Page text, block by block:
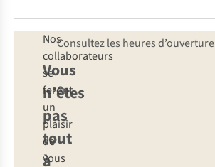
Vous
n’êtes
pas
tout
à
Nos
collaborateurs
se
feront
un
plaisir
de
vous
Consultez les heures d’ouverture